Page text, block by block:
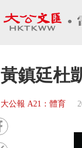
黃鎮廷杜
大公報 A21：體育